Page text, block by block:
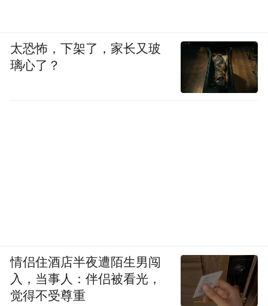
太恐怖，下架了，家长又玻
璃心了？
情侣住酒店半夜遭陌生男闯
入，当事人：伴侣被看光，
觉得不受尊重